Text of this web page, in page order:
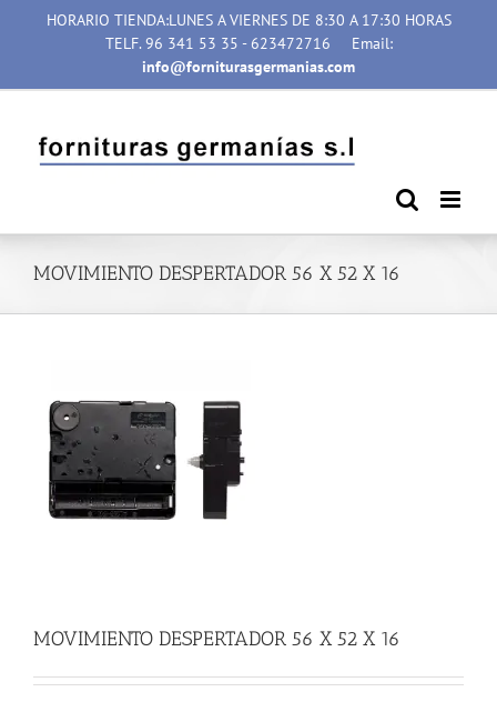
HORARIO TIENDA:LUNES A VIERNES DE 8:30 A 17:30 HORAS
TELF. 96 341 53 35 - 623472716
Email:
info@forniturasgermanias.com
MOVIMIENTO DESPERTADOR 56 X 52 X 16
MOVIMIENTO DESPERTADOR 56 X 52 X 16